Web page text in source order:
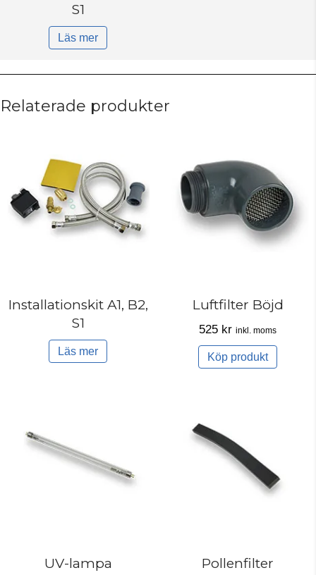
S1
Läs mer
Relaterade produkter
Installationskit ­A1, B2,
S1
Läs mer
Luftfilter Böjd
525 kr inkl. moms
Köp produkt
UV-lampa Pollenfilter